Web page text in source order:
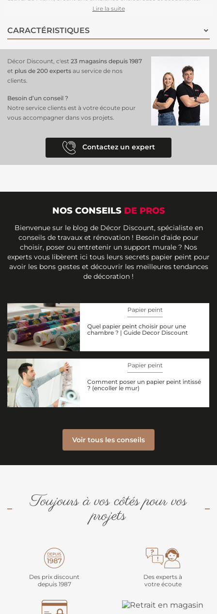
décor mural parfait pour un salon, une chambre ou un bureau,
espace. Sa pose est rapide et facile grâce à l’application directe de la
colle sur le mur, vous permettant de profiter rapidement de ce design
souhaitent apporter une atmosphère vivante et chic à leur intérieur.
Lire la suite
CARACTÉRISTIQUES
Décor Discount, c'est 23 magasins depuis 1987
et plus de 200 experts au service de nos
clients.
Besoin d’un conseil ?
Notre service clients est à votre écoute pour
vous accompagner dans vos projets.
Contactez un expert
NOS CONSEILS DE PROS
Bienvenue sur le blog de Décor Discount, spécialiste en
conseils de travaux et rénovation ! Besoin d'aide pour
choisir, poser ou entretenir un support murale ? Nos
experts vous libèrent ici tous leurs secrets papier peint pour
avoir les bons gestes et découvrir les meilleures tendances
de décoration !
Papier peint
Quel papier peint choisir pour une
chambre ? | Guide Decor Discount
Papier peint
Comment poser un papier peint intissé
? (encoller le mur)
Voir tous les conseils
Toujours à vos côtés pour vos
projets
Des prix discount
depuis 1987
Des experts à
votre écoute